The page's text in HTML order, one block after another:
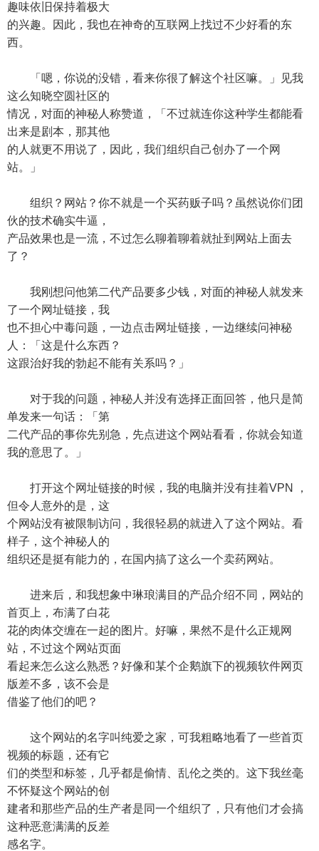
趣味依旧保持着极大
的兴趣。因此，我也在神奇的互联网上找过不少好看的东
西。
「嗯，你说的没错，看来你很了解这个社区嘛。」见我
这么知晓空圆社区的
情况，对面的神秘人称赞道，「不过就连你这种学生都能看
出来是剧本，那其他
的人就更不用说了，因此，我们组织自己创办了一个网
站。」
组织？网站？你不就是一个买药贩子吗？虽然说你们团
伙的技术确实牛逼，
产品效果也是一流，不过怎么聊着聊着就扯到网站上面去
了？
我刚想问他第二代产品要多少钱，对面的神秘人就发来
了一个网址链接，我
也不担心中毒问题，一边点击网址链接，一边继续问神秘
人：「这是什么东西？
这跟治好我的勃起不能有关系吗？」
对于我的问题，神秘人并没有选择正面回答，他只是简
单发来一句话：「第
二代产品的事你先别急，先点进这个网站看看，你就会知道
我的意思了。」
打开这个网址链接的时候，我的电脑并没有挂着VPN ，
但令人意外的是，这
个网站没有被限制访问，我很轻易的就进入了这个网站。看
样子，这个神秘人的
组织还是挺有能力的，在国内搞了这么一个卖药网站。
进来后，和我想象中琳琅满目的产品介绍不同，网站的
首页上，布满了白花
花的肉体交缠在一起的图片。好嘛，果然不是什么正规网
站，不过这个网站页面
看起来怎么这么熟悉？好像和某个企鹅旗下的视频软件网页
版差不多，该不会是
借鉴了他们的吧？
这个网站的名字叫纯爱之家，可我粗略地看了一些首页
视频的标题，还有它
们的类型和标签，几乎都是偷情、乱伦之类的。这下我丝毫
不怀疑这个网站的创
建者和那些产品的生产者是同一个组织了，只有他们才会搞
这种恶意满满的反差
感名字。